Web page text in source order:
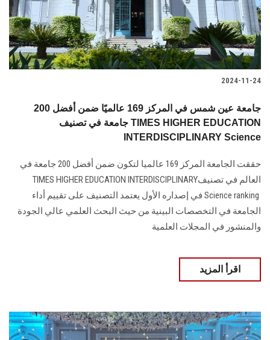
هيئة التدريس
الدراسات العليا
سجل الان
2024-11-24
جامعة عين شمس في المركز 169 عالميًا ضمن أفضل 200
جامعة في تصنيف TIMES HIGHER EDUCATION
INTERDISCIPLINARY Science
حققت الجامعة المركز 169 عالميا لتكون ضمن أفضل 200 جامعة في
العالم في ‏تصنيف‎ TIMES HIGHER EDUCATION INTERDISCIPLINARY
Science ‎ranking ‎‏ في إصداره الأول ‏يعتمد التصنيف على تقييم أداء
الجامعة في التخصصات البينية من حيث البحث العلمي عالي ‏الجودة
والمنشور في المجلات العلمية ‏
اقرأ المزيد